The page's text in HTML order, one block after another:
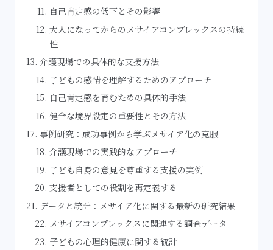
自己肯定感の低下とその影響
大人になってからのメサイアコンプレックスの持続
性
介護現場での具体的な支援方法
子どもの感情を理解するためのアプローチ
自己肯定感を育むための具体的手法
健全な境界設定の重要性とその方法
事例研究：成功事例から学ぶメサイア化の克服
介護現場での実践的なアプローチ
子ども自身の意見を尊重する支援の実例
支援者としての役割を再定義する
データと統計：メサイア化に関する最新の研究結果
メサイアコンプレックスに関連する調査データ
子どもの心理的健康に関する統計